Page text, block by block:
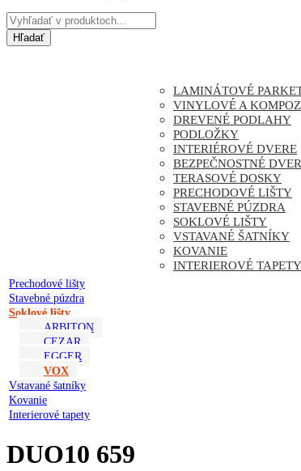
Hľadať
LAMINÁTOVÉ
VINYLOVÉ A
DREVENÉ PODLAHY
PODLOŽKY
INTERIÉROVÉ DVERE
BEZPEČNOSTNÉ
TERASOVÉ DOSKY
PRECHODOVÉ LIŠTY
STAVEBNÉ PÚZDRA
SOKLOVÉ LIŠTY
VSTAVANÉ ŠATNÍKY
KOVANIE
INTERIEROVÉ TAPETY
Prechodové lišty
Stavebné púzdra
Soklové lišty
ARBITON
CEZAR
EGGER
VOX
Vstavané šatníky
Kovanie
Interierové tapety
DUO10 659